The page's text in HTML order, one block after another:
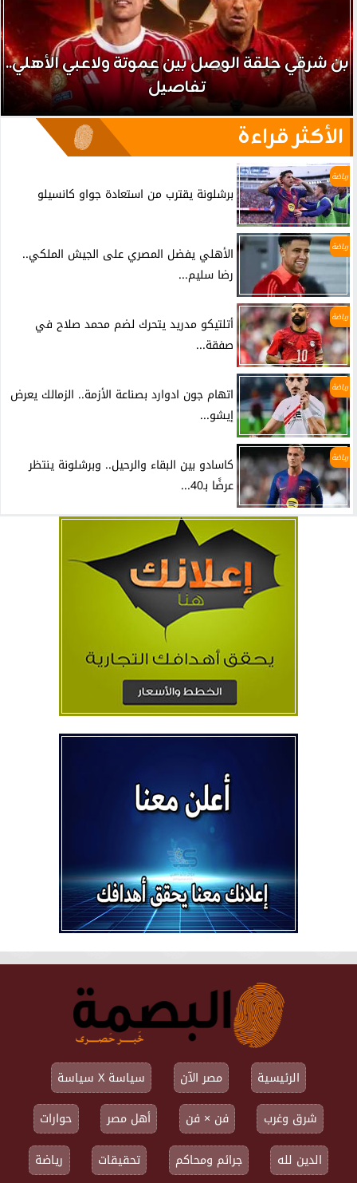
بن شرقي حلقة الوصل بين عموتة ولاعبي الأهلي..
تفاصيل
الأكثر قراءة
رياضة
برشلونة يقترب من استعادة جواو كانسيلو
رياضة
الأهلي يفضل المصري على الجيش الملكي..
رضا سليم...
رياضة
أتلتيكو مدريد يتحرك لضم محمد صلاح في
صفقة...
رياضة
اتهام جون ادوارد بصناعة الأزمة.. الزمالك يعرض
إيشو...
رياضة
كاسادو بين البقاء والرحيل.. وبرشلونة ينتظر
عرضًا بـ40...
الرئيسية مصر الآن
سياسة X سياسة
شرق وغرب
فن × فن أهل مصر
حوارات
الدين لله
جرائم ومحاكم تحقيقات رياضة